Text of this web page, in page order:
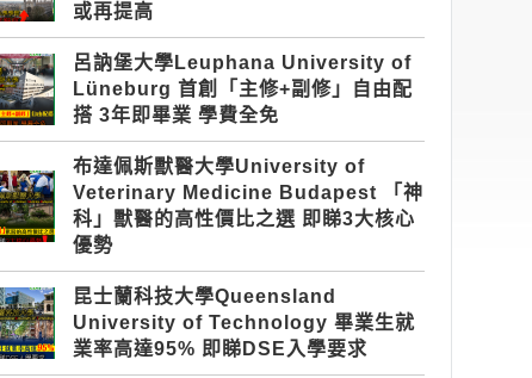
或再提高
呂訥堡大學Leuphana University of
Lüneburg 首創「主修+副修」自由配
搭 3年即畢業 學費全免
布達佩斯獸醫大學University of
Veterinary Medicine Budapest 「神
科」獸醫的高性價比之選 即睇3大核心
優勢
昆士蘭科技大學Queensland
University of Technology 畢業生就
業率高達95% 即睇DSE入學要求